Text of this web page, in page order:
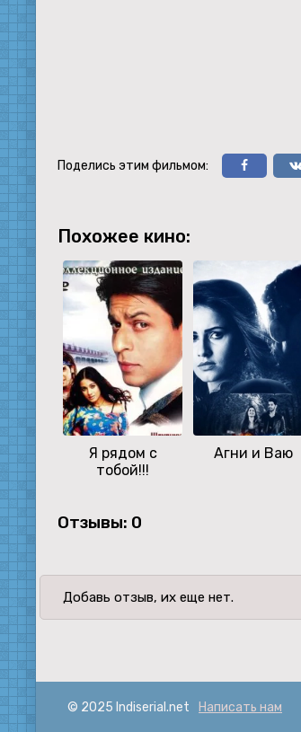
Поделись этим фильмом:
Похожее кино:
Я рядом с
тобой!!!
Агни и Ваю
Отзывы: 0
Добавь отзыв, их еще нет.
© 2025 Indiserial.net Написать нам